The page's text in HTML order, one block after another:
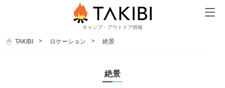
キャンプ・アウトドア情報
TAKIBI ロケーション 絶景
絶景